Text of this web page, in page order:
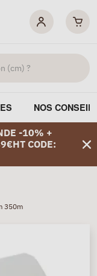
NOS
-10% +
CODE:
350m